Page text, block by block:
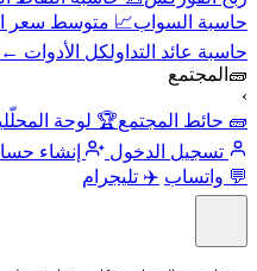
حاسبة السواب📈 متوسط سعر
حاسبة عائد التداولكل الأدوات ←
🧱 المجتمع
›
🧱 حائط المجتمع🏆 لوحة
تسجيل الدخول
إنشاء
💬 واتساب ✈️ تليجرام